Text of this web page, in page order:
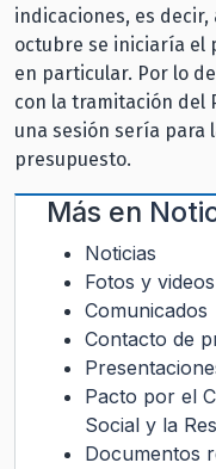
indicaciones, es
octubre se iniciaría el
en particular. Por lo
con la tramitación del
una sesión sería para
presupuesto.
Más en
Noticias
Fotos y videos
Comunicados
Contacto de
Pacto por el
Social y la
Documentos